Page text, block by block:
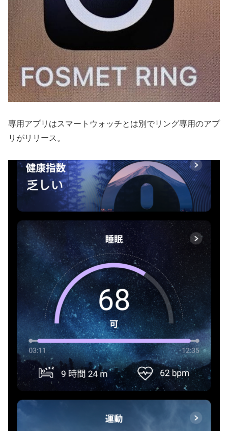
専用アプリはスマートウォッチとは別でリング専用のアプ
リがリリース。